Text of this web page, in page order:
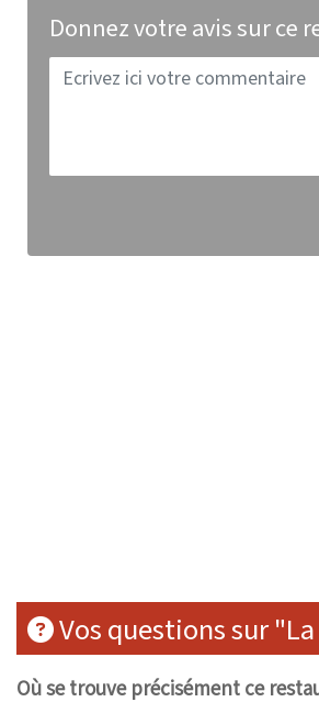
Donnez votre avis sur ce
Vos questions sur
Où se trouve précisément ce